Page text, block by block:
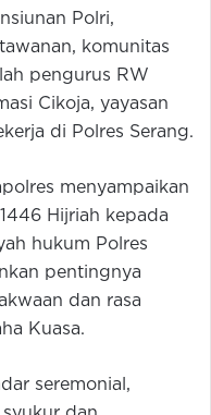
Polri,
komunitas
pengurus RW
Cikoja, yayasan
di Polres Serang.
menyampaikan
Hijriah kepada
hukum Polres
pentingnya
dan rasa
Kuasa.
seremonial,